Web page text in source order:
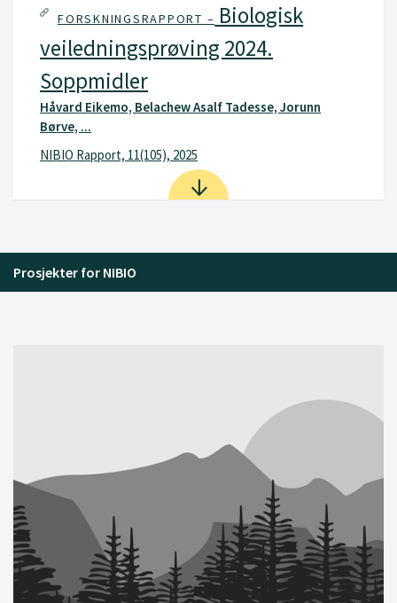
FORSKNINGSRAPPORT – Biologisk
veiledningsprøving 2024.
Soppmidler
Håvard Eikemo, Belachew Asalf Tadesse, Jorunn
Børve, ...
NIBIO Rapport, 11(105), 2025
Prosjekter for NIBIO